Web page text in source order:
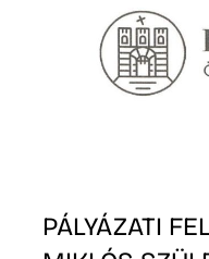
PÁLYÁZATI